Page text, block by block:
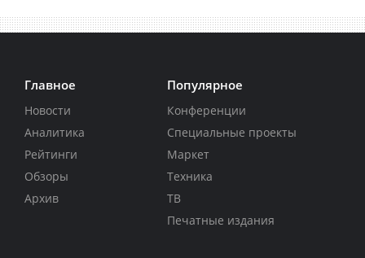
Главное
Новости
Аналитика
Рейтинги
Обзоры
Архив
Популярное
Конференции
Специальные проекты
Маркет
Техника
ТВ
Печатные издания